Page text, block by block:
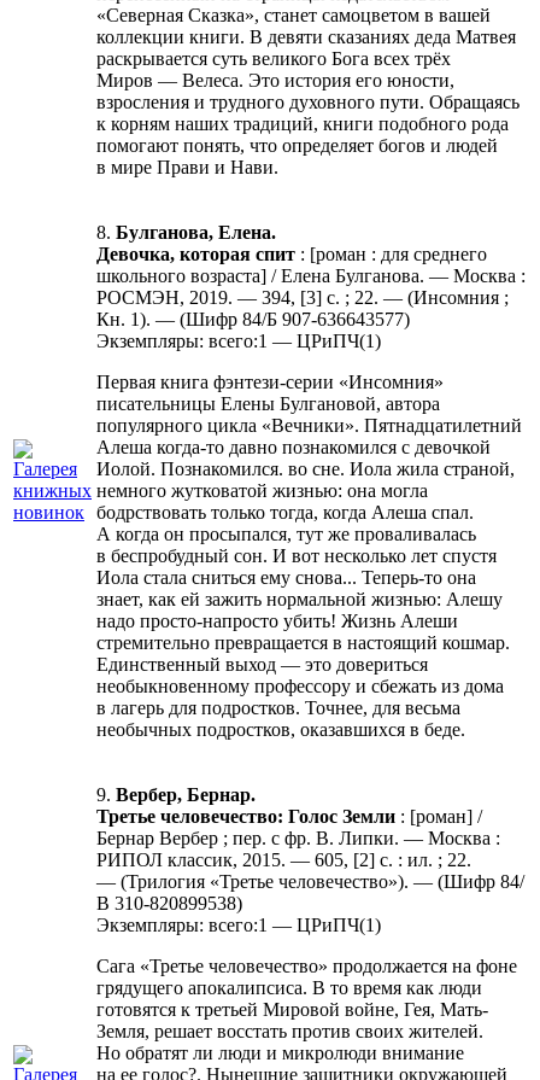
«Северная Сказка», станет самоцветом в вашей
коллекции книги. В девяти сказаниях деда Матвея
раскрывается суть великого Бога всех трёх
Миров — Велеса. Это история его юности,
взросления и трудного духовного пути. Обращаясь
к корням наших традиций, книги подобного рода
помогают понять, что определяет богов и людей
в мире Прави и Нави.
8. Булганова, Елена.
Девочка, которая спит : [роман : для среднего
школьного возраста] / Елена Булганова. — Москва :
РОСМЭН, 2019. — 394, [3] с. ; 22. — (Инсомния ;
Кн. 1). — (Шифр 84/Б 907-636643577)
Экземпляры: всего:1 — ЦРиПЧ(1)
Первая книга фэнтези-серии «Инсомния»
писательницы Елены Булгановой, автора
популярного цикла «Вечники». Пятнадцатилетний
Алеша когда-то давно познакомился с девочкой
Иолой. Познакомился. во сне. Иола жила страной,
немного жутковатой жизнью: она могла
бодрствовать только тогда, когда Алеша спал.
А когда он просыпался, тут же проваливалась
в беспробудный сон. И вот несколько лет спустя
Иола стала сниться ему снова... Теперь-то она
знает, как ей зажить нормальной жизнью: Алешу
надо просто-напросто убить! Жизнь Алеши
стремительно превращается в настоящий кошмар.
Единственный выход — это довериться
необыкновенному профессору и сбежать из дома
в лагерь для подростков. Точнее, для весьма
необычных подростков, оказавшихся в беде.
9. Вербер, Бернар.
Третье человечество: Голос Земли : [роман] /
Бернар Вербер ; пер. с фр. В. Липки. — Москва :
РИПОЛ классик, 2015. — 605, [2] с. : ил. ; 22.
— (Трилогия «Третье человечество»). — (Шифр 84/
В 310-820899538)
Экземпляры: всего:1 — ЦРиПЧ(1)
Сага «Третье человечество» продолжается на фоне
грядущего апокалипсиса. В то время как люди
готовятся к третьей Мировой войне, Гея, Мать-
Земля, решает восстать против своих жителей.
Но обратят ли люди и микролюди внимание
на ее голос?. Нынешние защитники окружающей